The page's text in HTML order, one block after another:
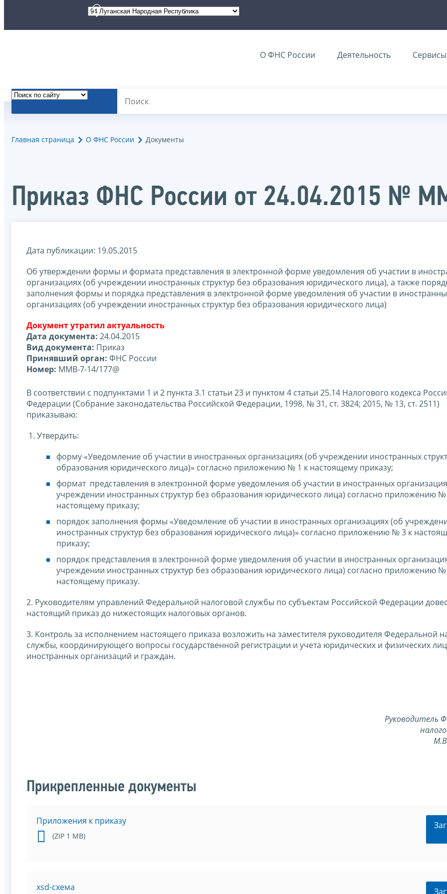
О ФНС России Деятельность Сервисы
Главная страница О ФНС России Документы
Приказ ФНС России от 24.04.2015 №
Дата публикации: 19.05.2015
Об утверждении формы и формата представления в электронной форме уведомления об участии в
организациях (об учреждении иностранных структур без образования юридического лица), а также
заполнения формы и порядка представления в электронной форме уведомления об участии в
организациях (об учреждении иностранных структур без образования юридического лица)
Документ утратил актуальность
Дата документа: 24.04.2015
Вид документа: Приказ
Принявший орган: ФНС России
Номер: ММВ-7-14/177@
В соответствии с подпунктами 1 и 2 пункта 3.1 статьи 23 и пунктом 4 статьи 25.14 Налогового кодекса
Федерации (Собрание законодательства Российской Федерации, 1998, № 31, ст. 3824; 2015, № 13, ст. 2511)
приказываю:
1. Утвердить:
форму «Уведомление об участии в иностранных организациях (об учреждении иностранных
образования юридического лица)» согласно приложению № 1 к настоящему приказу;
формат представления в электронной форме уведомления об участии в иностранных
учреждении иностранных структур без образования юридического лица) согласно приложению №
настоящему приказу;
порядок заполнения формы «Уведомление об участии в иностранных организациях (об
иностранных структур без образования юридического лица)» согласно приложению № 3 к
приказу;
порядок представления в электронной форме уведомления об участии в иностранных
учреждении иностранных структур без образования юридического лица) согласно приложению №
настоящему приказу.
2. Руководителям управлений Федеральной налоговой службы по субъектам Российской Федерации
настоящий приказ до нижестоящих налоговых органов.
3. Контроль за исполнением настоящего приказа возложить на заместителя руководителя Федеральной
службы, координирующего вопросы государственной регистрации и учета юридических и физических
иностранных организаций и граждан.
Руководитель
Прикрепленные документы
Приложения к приказу
(ZIP 1 MB)
xsd-схема